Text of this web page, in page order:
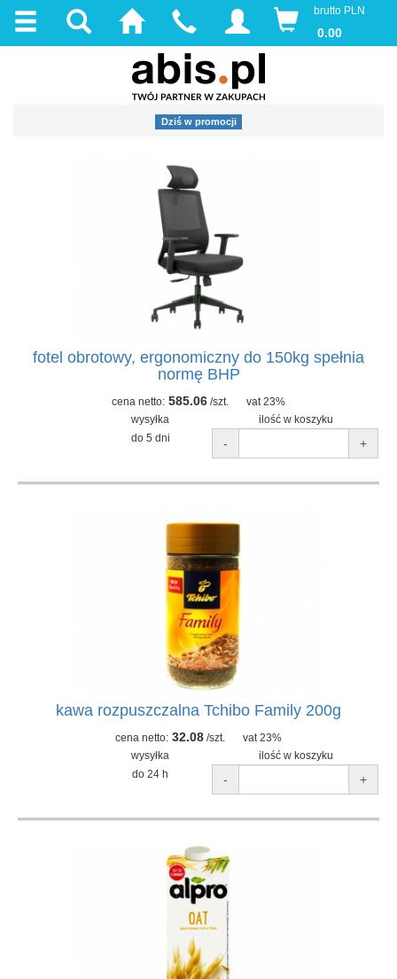
brutto PLN
0.00
Dziś w promocji
fotel obrotowy, ergonomiczny do 150kg spełnia
normę BHP
cena netto: 585.06 /szt.
vat 23%
wysyłka
ilość w koszyku
do 5 dni
- +
kawa rozpuszczalna Tchibo Family 200g
cena netto: 32.08 /szt.
vat 23%
wysyłka
ilość w koszyku
do 24 h
- +